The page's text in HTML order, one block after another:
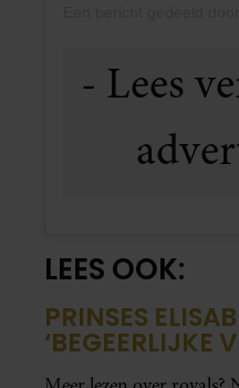
LEES OOK:
PRINSES
‘BEGEERLIJKE